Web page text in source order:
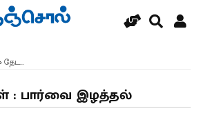
தேட...
: பார்வை இழத்தல்